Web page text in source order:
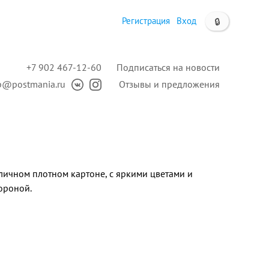
🔒
Регистрация Вход
Подписаться на новости
Отзывы и предложения
+7 902 467-12-60
плотном картоне, с яркими цветами и